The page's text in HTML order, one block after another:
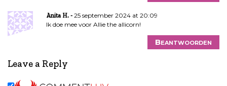
Anita H.
25 september 2024 at 20:09
Ik doe mee voor Allie the allicorn!
Beantwoorden
Leave a Reply